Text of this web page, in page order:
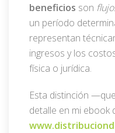
beneficios son
un período
representan
ingresos y los
física o jurídica.
Esta distinción
detalle en mi ebook